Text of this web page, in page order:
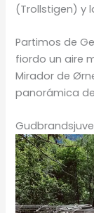
(Trollstigen) y
Partimos de
fiordo un aire
Mirador de
panorámica de